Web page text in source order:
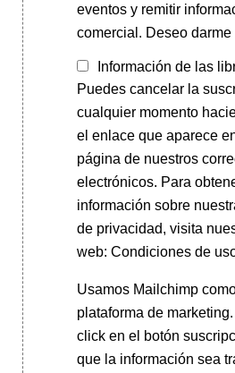
eventos y remitir
comercial. Deseo darme
Información de las
Puedes cancelar la
cualquier momento
el enlace que aparece
página de nuestros
electrónicos. Para
información sobre
de privacidad, visita
web: Condiciones de
Usamos Mailchimp
plataforma de
click en el botón
que la información sea